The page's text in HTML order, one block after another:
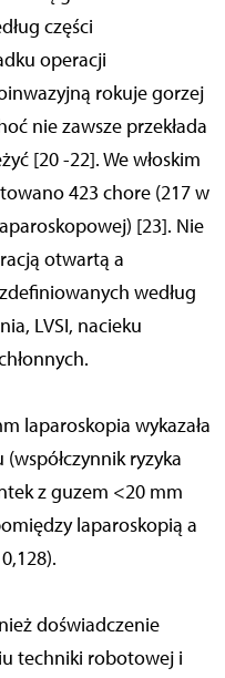
części
operacji
rokuje gorzej
nie zawsze przekłada
[20 -22]. We włoskim
423 chore (217 w
[23]. Nie
otwartą a
według
LVSI, nacieku
laparoskopia wykazała
ryzyka
z guzem <20 mm
laparoskopią a
doświadczenie
techniki robotowej i